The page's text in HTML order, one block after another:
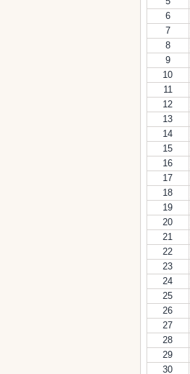
6
7
8
9
10
11
12
13
14
15
16
17
18
19
20
21
22
23
24
25
26
27
28
29
30